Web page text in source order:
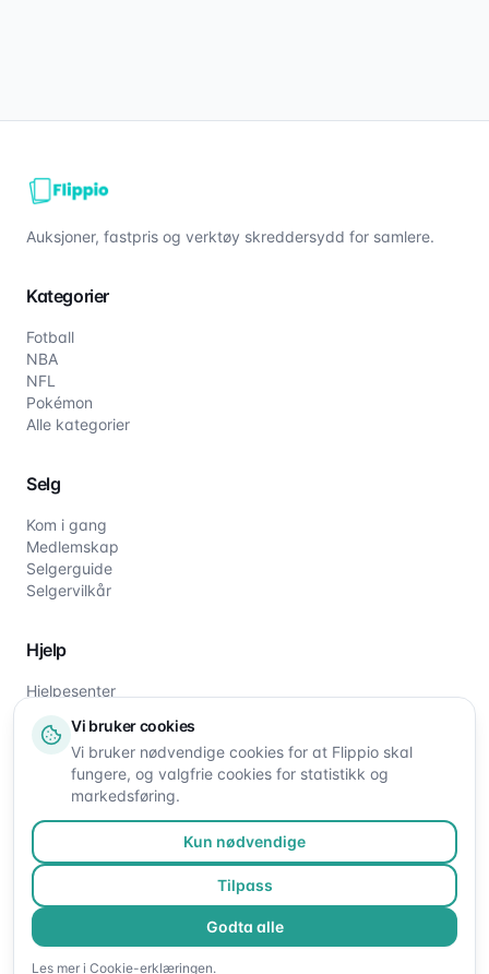
Auksjoner, fastpris og verktøy skreddersydd for samlere.
Kategorier
Fotball
NBA
NFL
Pokémon
Alle kategorier
Selg
Kom i gang
Medlemskap
Selgerguide
Selgervilkår
Hjelp
Hjelpesenter
Om oss
Kontakt oss
©2026Flippio. Alle rettigheter reservert.
Vi bruker cookies
Vi bruker nødvendige cookies for at Flippio skal
fungere, og valgfrie cookies for statistikk og
markedsføring.
Kun nødvendige
Tilpass
Godta alle
Les mer i Cookie-erklæringen.